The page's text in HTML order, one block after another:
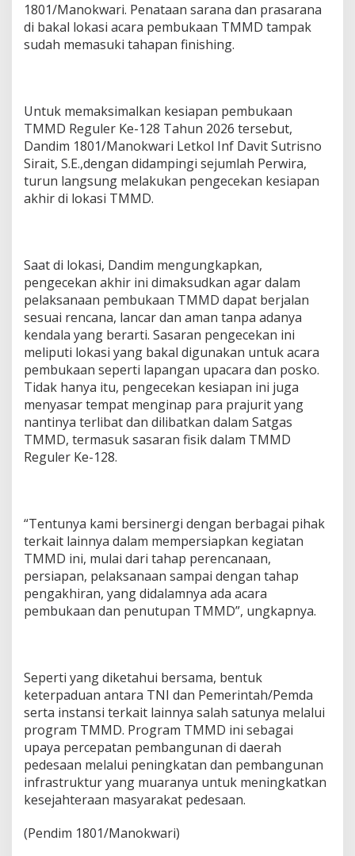
1801/Manokwari. Penataan sarana dan prasarana
di bakal lokasi acara pembukaan TMMD tampak
sudah memasuki tahapan finishing.
‎Untuk memaksimalkan kesiapan pembukaan
TMMD Reguler Ke-128 Tahun 2026 tersebut,
Dandim 1801/Manokwari Letkol Inf Davit Sutrisno
Sirait, S.E.,dengan didampingi sejumlah Perwira,
turun langsung melakukan pengecekan kesiapan
akhir di lokasi TMMD.
‎Saat di lokasi, Dandim mengungkapkan,
pengecekan akhir ini dimaksudkan agar dalam
pelaksanaan pembukaan TMMD dapat berjalan
sesuai rencana, lancar dan aman tanpa adanya
kendala yang berarti. Sasaran pengecekan ini
meliputi lokasi yang bakal digunakan untuk acara
pembukaan seperti lapangan upacara dan posko.
Tidak hanya itu, pengecekan kesiapan ini juga
menyasar tempat menginap para prajurit yang
nantinya terlibat dan dilibatkan dalam Satgas
TMMD, termasuk sasaran fisik dalam TMMD
Reguler Ke-128.
‎“Tentunya kami bersinergi dengan berbagai pihak
terkait lainnya dalam mempersiapkan kegiatan
TMMD ini, mulai dari tahap perencanaan,
persiapan, pelaksanaan sampai dengan tahap
pengakhiran, yang didalamnya ada acara
pembukaan dan penutupan TMMD”, ungkapnya.
‎Seperti yang diketahui bersama, bentuk
keterpaduan antara TNI dan Pemerintah/Pemda
serta instansi terkait lainnya salah satunya melalui
program TMMD. Program TMMD ini sebagai
upaya percepatan pembangunan di daerah
pedesaan melalui peningkatan dan pembangunan
infrastruktur yang muaranya untuk meningkatkan
kesejahteraan masyarakat pedesaan.
(Pendim 1801/Manokwari)